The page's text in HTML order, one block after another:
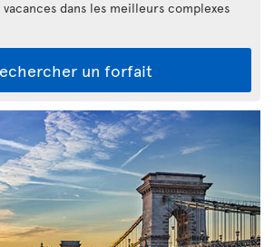
dans les meilleurs complexes
un forfait